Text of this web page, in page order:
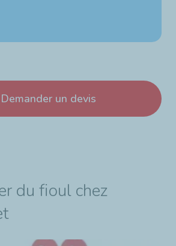
Demander un devis
du fioul chez